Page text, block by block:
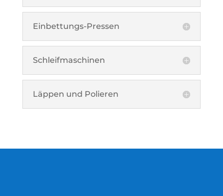
Einbettungs-Pressen
Schleifmaschinen
Läppen und Polieren